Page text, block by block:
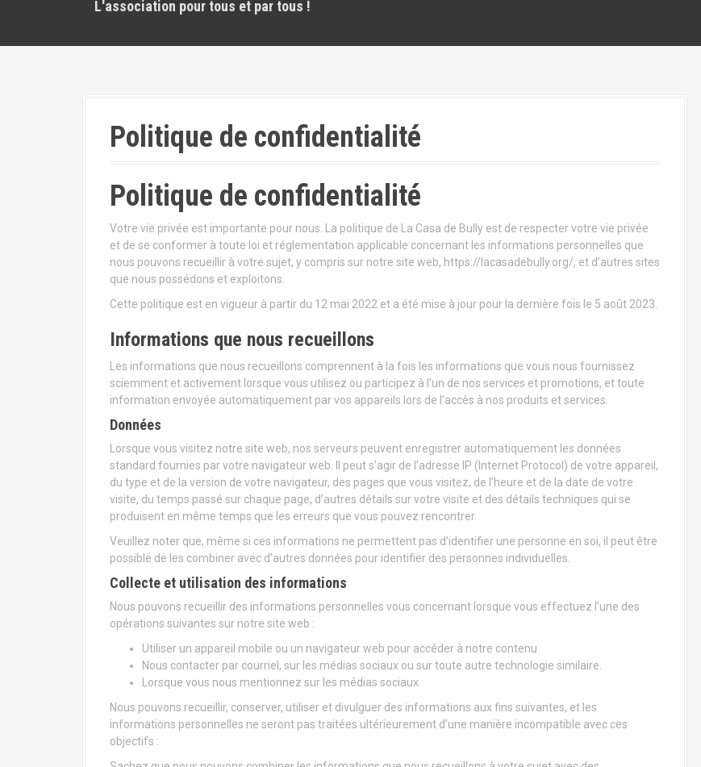
L'association pour tous et par tous !
Politique de confidentialité
Politique de confidentialité
Votre vie privée est importante pour nous. La politique de La Casa de Bully est de respecter votre vie privée
et de se conformer à toute loi et réglementation applicable concernant les informations personnelles que
nous pouvons recueillir à votre sujet, y compris sur notre site web, https://lacasadebully.org/, et d’autres sites
que nous possédons et exploitons.
Cette politique est en vigueur à partir du 12 mai 2022 et a été mise à jour pour la dernière fois le 5 août 2023.
Informations que nous recueillons
Les informations que nous recueillons comprennent à la fois les informations que vous nous fournissez
sciemment et activement lorsque vous utilisez ou participez à l’un de nos services et promotions, et toute
information envoyée automatiquement par vos appareils lors de l’accès à nos produits et services.
Données
Lorsque vous visitez notre site web, nos serveurs peuvent enregistrer automatiquement les données
standard fournies par votre navigateur web. Il peut s’agir de l’adresse IP (Internet Protocol) de votre appareil,
du type et de la version de votre navigateur, des pages que vous visitez, de l’heure et de la date de votre
visite, du temps passé sur chaque page, d’autres détails sur votre visite et des détails techniques qui se
produisent en même temps que les erreurs que vous pouvez rencontrer.
Veuillez noter que, même si ces informations ne permettent pas d’identifier une personne en soi, il peut être
possible de les combiner avec d’autres données pour identifier des personnes individuelles.
Collecte et utilisation des informations
Nous pouvons recueillir des informations personnelles vous concernant lorsque vous effectuez l’une des
opérations suivantes sur notre site web :
Utiliser un appareil mobile ou un navigateur web pour accéder à notre contenu
Nous contacter par courriel, sur les médias sociaux ou sur toute autre technologie similaire.
Lorsque vous nous mentionnez sur les médias sociaux
Nous pouvons recueillir, conserver, utiliser et divulguer des informations aux fins suivantes, et les
informations personnelles ne seront pas traitées ultérieurement d’une manière incompatible avec ces
objectifs :